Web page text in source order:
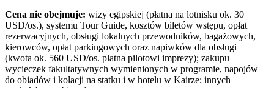
Cena nie obejmuje: wizy egipskiej (płatna na lotnisku ok. 30
USD/os.), systemu Tour Guide, kosztów biletów wstępu, opłat
rezerwacyjnych, obsługi lokalnych przewodników, bagażowych,
kierowców, opłat parkingowych oraz napiwków dla obsługi
(kwota ok. 560 USD/os. płatna pilotowi imprezy); zakupu
wycieczek fakultatywnych wymienionych w programie, napojów
do obiadów i kolacji na statku i w hotelu w Kairze; innych